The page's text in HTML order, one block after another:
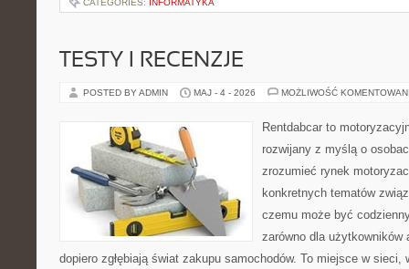
CATEGORIES: INFORMATYKA
TESTY I RECENZJE
POSTED BY ADMIN MAJ - 4 - 2026 MOŻLIWOŚĆ
Rentdabcar to
rozwijany z myślą o
zrozumieć rynek
konkretnych tematów
czemu może być
zarówno dla
dopiero zgłębiają świat zakupu samochodów. To miejsce w